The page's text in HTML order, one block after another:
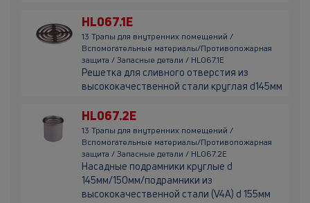
HL067.1E
13 Трапы для внутренних помещений /
Вспомогательные материалы/Противопожарная
защита / Запасные детали / HL067.1E
Решетка для сливного отверстия из
высококачественной стали круглая d145мм
HL067.2E
13 Трапы для внутренних помещений /
Вспомогательные материалы/Противопожарная
защита / Запасные детали / HL067.2E
Насадные подрамники круглые d
145мм/150мм/подрамники из
высококачественной стали (V4A) d 155мм